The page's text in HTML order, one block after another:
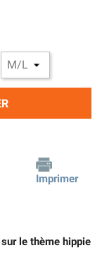
Imprimer
le thème hippie